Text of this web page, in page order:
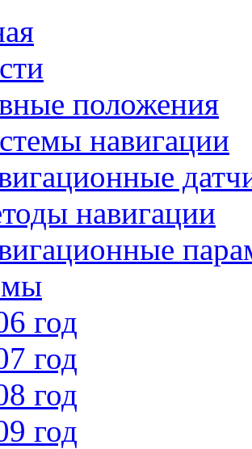
положения
навигации
навигации
год
год
год
год